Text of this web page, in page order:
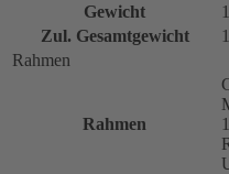
Gewicht
Zul. Gesamtgewicht
Rahmen
Rahmen